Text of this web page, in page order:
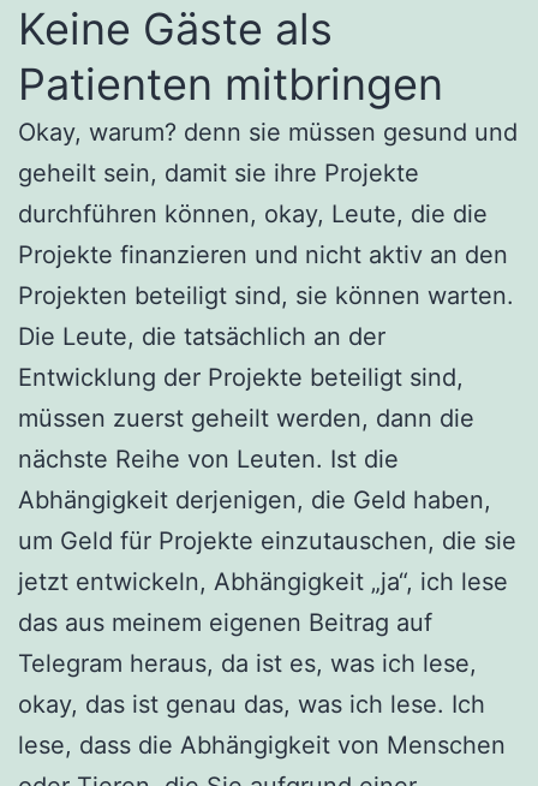
Keine Gäste als
Patienten mitbringen
Okay, warum? denn sie müssen gesund und
geheilt sein, damit sie ihre Projekte
durchführen können, okay, Leute, die die
Projekte finanzieren und nicht aktiv an den
Projekten beteiligt sind, sie können warten.
Die Leute, die tatsächlich an der
Entwicklung der Projekte beteiligt sind,
müssen zuerst geheilt werden, dann die
nächste Reihe von Leuten. Ist die
Abhängigkeit derjenigen, die Geld haben,
um Geld für Projekte einzutauschen, die sie
jetzt entwickeln, Abhängigkeit „ja“, ich lese
das aus meinem eigenen Beitrag auf
Telegram heraus, da ist es, was ich lese,
okay, das ist genau das, was ich lese. Ich
lese, dass die Abhängigkeit von Menschen